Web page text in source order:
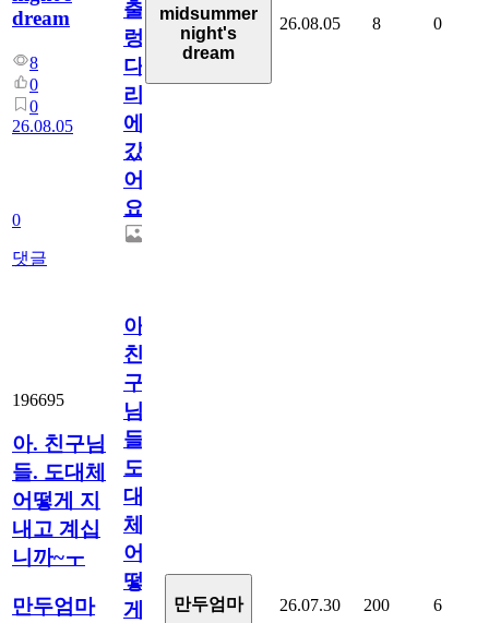
dream
8
0
0
26.08.05
0
댓글
출
렁
다
리
에
갔
어
요.
midsummer
night's
dream
26.08.05 8 0
196695
아. 친구님
들. 도대체
어떻게 지
내고 계십
니까~ㅜ
만두엄마
아.
친
구
님
들.
도
대
체
어
떻
게
만두엄마 26.07.30 200 6